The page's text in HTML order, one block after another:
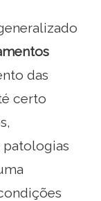
das
certo
patologias